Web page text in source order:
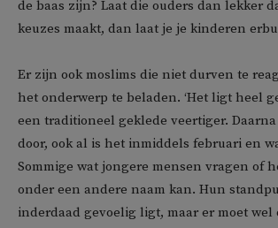
de baas zijn? Laat die ouders dan lekker
keuzes maakt, dan laat je je kinderen
Er zijn ook moslims die niet durven te
het onderwerp te beladen. ‘Het ligt heel
een traditioneel geklede veertiger.
door, ook al is het inmiddels februari en
Sommige wat jongere mensen vragen of
onder een andere naam kan. Hun
inderdaad gevoelig ligt, maar er moet wel